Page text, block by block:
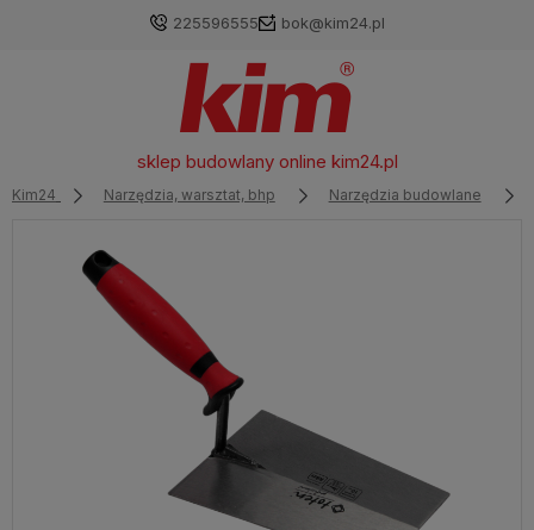
225596555 bok@kim24.pl
sklep budowlany online kim24.pl
Kim24 Narzędzia, warsztat, bhp Narzędzia budowlane